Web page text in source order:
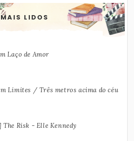
MAIS LIDOS
Laço de Amor
Limites / Três metros acima do céu
The Risk - Elle Kennedy